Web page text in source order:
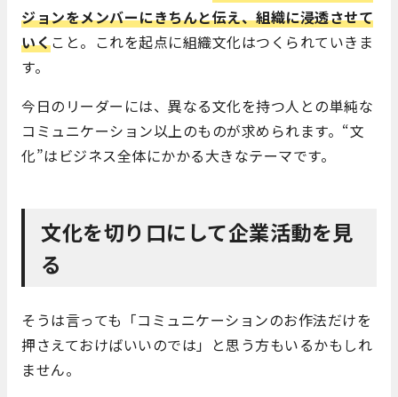
ジョンをメンバーにきちんと伝え、組織に浸透させて
いくこと。これを起点に組織文化はつくられていきま
す。
今日のリーダーには、異なる文化を持つ人との単純な
コミュニケーション以上のものが求められます。“文
化”はビジネス全体にかかる大きなテーマです。
文化を切り口にして企業活動を見
る
そうは言っても「コミュニケーションのお作法だけを
押さえておけばいいのでは」と思う方もいるかもしれ
ません。